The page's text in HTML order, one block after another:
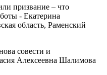
призвание – что
- Екатерина
область, Раменский
совести и
Алексеевна Шалимова